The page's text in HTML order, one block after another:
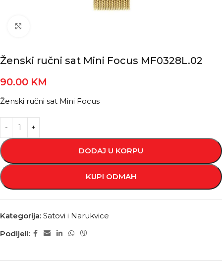
Ženski ručni sat Mini Focus MF0328L.02
90.00 KM
Ženski ručni sat Mini Focus
DODAJ U KORPU
KUPI ODMAH
Kategorija: Satovi i Narukvice
Podijeli: